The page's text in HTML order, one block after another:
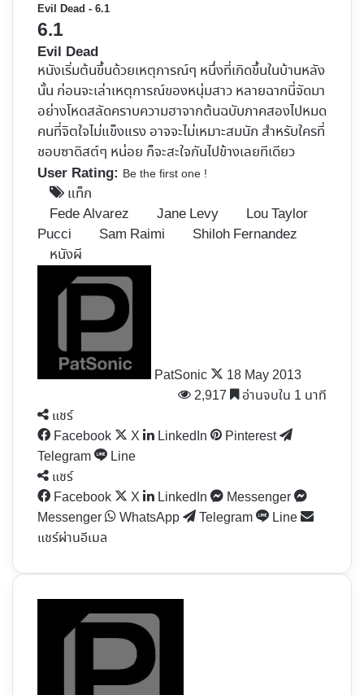
Evil Dead - 6.1
6.1
Evil Dead
หนังเริ่มต้นขึ้นด้วยเหตุการณ์ๆ หนึ่งที่เกิดขึ้นในบ้านหลัง
นั้น ก่อนจะเล่าเหตุการณ์ของหนุ่มสาว หลายฉากนี่จัดมา
อย่างโหดสลัดคราบความฮาจากต้นฉบับภาคสองไปหมด
คนที่จิตใจไม่แข็งแรง อาจจะไม่เหมาะสมนัก สำหรับใครที่
ชอบซาดิสต์ๆ หน่อย ก็จะสะใจกันไปข้างเลยทีเดียว
User Rating: Be the first one !
แท็ก
Fede Alvarez
Jane Levy
Lou Taylor
Pucci
Sam Raimi
Shiloh Fernandez
หนังผี
PatSonic
18 May 2013
2,917
อ่านจบใน 1 นาที
แชร์
Facebook
X LinkedIn
Pinterest
Telegram
Line
แชร์
Facebook
X LinkedIn
Messenger
Messenger
WhatsApp Telegram
Line
แชร์ผ่านอีเมล